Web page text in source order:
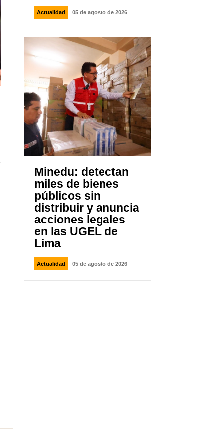
Actualidad 05 de agosto de 2026
Minedu: detectan
miles de bienes
públicos sin
distribuir y anuncia
acciones legales
en las UGEL de
Lima
Actualidad 05 de agosto de 2026